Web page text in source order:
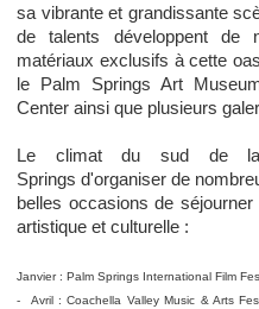
sa vibrante et grandissante
de talents développent de
matériaux exclusifs à cette
le Palm Springs Art
Center ainsi que plusieurs
Le climat du sud de la
Springs d'organiser de
belles occasions de
artistique et culturelle :
Janvier : Palm Springs International Film
- Avril : Coachella Valley Music & Arts